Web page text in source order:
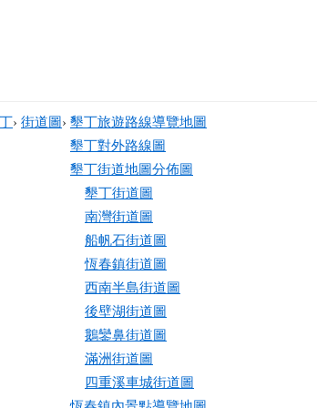
› 街道圖› 墾丁旅遊路線導覽地圖
墾丁對外路線圖
墾丁街道地圖分佈圖
墾丁街道圖
南灣街道圖
船帆石街道圖
恆春鎮街道圖
西南半島街道圖
後壁湖街道圖
鵝鑾鼻街道圖
滿洲街道圖
四重溪車城街道圖